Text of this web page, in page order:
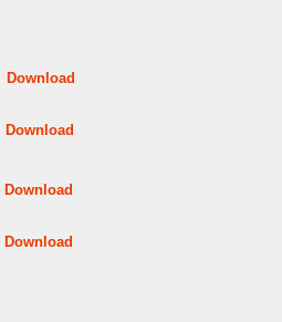
Download
Download
Download
Download